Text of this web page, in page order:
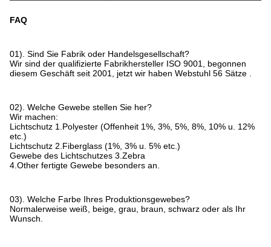
FAQ
01). Sind Sie Fabrik oder Handelsgesellschaft?
Wir sind der qualifizierte Fabrikhersteller ISO 9001, begonnen
diesem Geschäft seit 2001, jetzt wir haben Webstuhl 56 Sätze .
02). Welche Gewebe stellen Sie her?
Wir machen:
Lichtschutz 1.Polyester (Offenheit 1%, 3%, 5%, 8%, 10% u. 12%
etc.)
Lichtschutz 2.Fiberglass (1%, 3% u. 5% etc.)
Gewebe des Lichtschutzes 3.Zebra
4.Other fertigte Gewebe besonders an.
03). Welche Farbe Ihres Produktionsgewebes?
Normalerweise weiß, beige, grau, braun, schwarz oder als Ihr
Wunsch.